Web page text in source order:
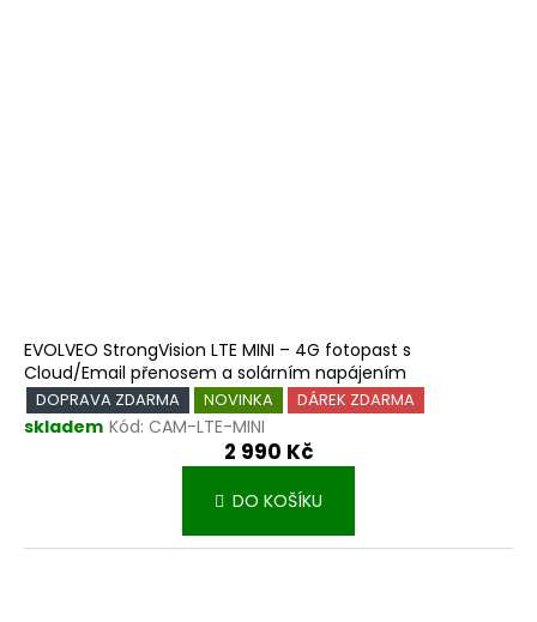
EVOLVEO StrongVision LTE MINI – 4G fotopast s
Cloud/Email přenosem a solárním napájením
DOPRAVA ZDARMA NOVINKA DÁREK ZDARMA
skladem Kód: CAM-LTE-MINI
2 990 Kč
DO KOŠÍKU